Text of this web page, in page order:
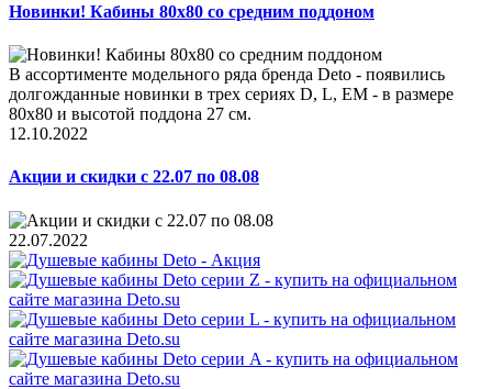
Новинки! Кабины 80x80 со средним поддоном
В ассортименте модельного ряда бренда Deto - появились
долгожданные новинки в трех сериях D, L, EM - в размере
80x80 и высотой поддона 27 см.
12.10.2022
Акции и скидки с 22.07 по 08.08
22.07.2022